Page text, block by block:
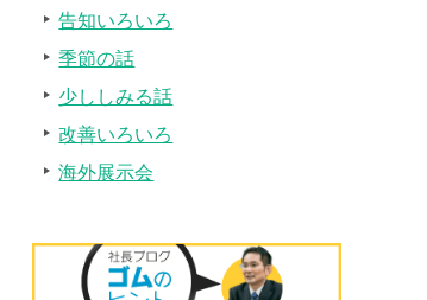
告知いろいろ
季節の話
少ししみる話
改善いろいろ
海外展示会